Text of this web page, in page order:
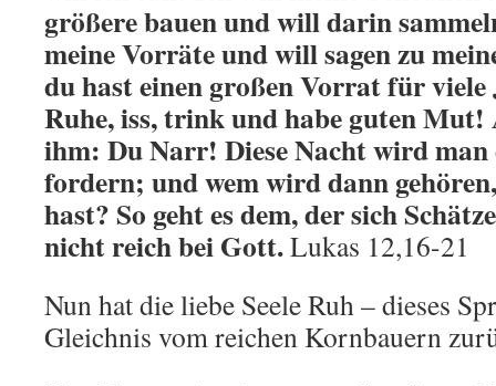
größere bauen und will darin
meine Vorräte und will sagen zu
du hast einen großen Vorrat für
Ruhe, iss, trink und habe guten
ihm: Du Narr! Diese Nacht wird man
fordern; und wem wird dann
hast? So geht es dem, der sich
nicht reich bei Gott.Lukas 12,16-21
Nun hat die liebe Seele Ruh – dieses
Gleichnis vom reichen Kornbauern